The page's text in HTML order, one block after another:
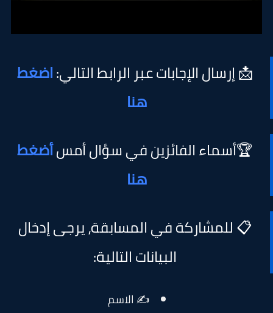
📩 إرسال الإجابات عبر الرابط التالي:اضغط
هنا
🏆أسماء الفائزين في سؤال أمسأضغط
هنا
📋 للمشاركة في المسابقة، يرجى إدخال
البيانات التالية:
✍️ الاسم